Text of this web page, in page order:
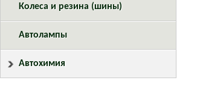
Колеса и резина (шины)
Автолампы
Автохимия